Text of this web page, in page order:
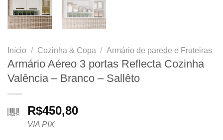
Início / Cozinha & Copa / Armário de parede e Fruteiras
Armário Aéreo 3 portas Reflecta Cozinha
Valência – Branco – Sallêto
R$450,80
VIA PIX